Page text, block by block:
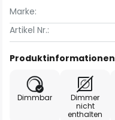
Marke:
Artikel Nr.:
Produktinformationen
Dimmbar
Dimmer
nicht
enthalten